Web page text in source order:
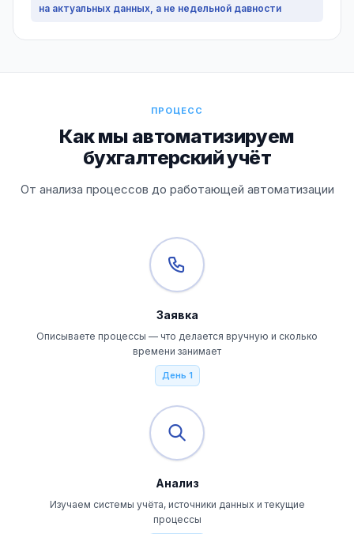
на актуальных данных, а не недельной давности
ПРОЦЕСС
Как мы автоматизируем
бухгалтерский учёт
От анализа процессов до работающей автоматизации
Заявка
Описываете процессы — что делается вручную и сколько
времени занимает
День 1
Анализ
Изучаем системы учёта, источники данных и текущие
процессы